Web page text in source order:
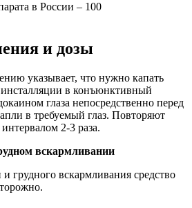
в России – 100
и дозы
указывает, что нужно капать
инсталляции в конъюнктивный
глаза непосредственно перед
в требуемый глаз. Повторяют
2-3 раза.
вскармливании
грудного вскармливания средство